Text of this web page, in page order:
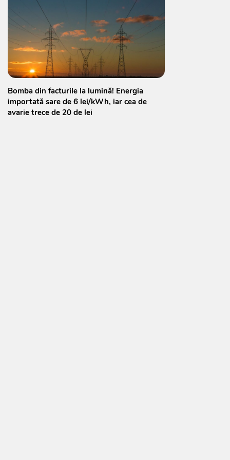
Bomba din facturile la lumină! Energia
importată sare de 6 lei/kWh, iar cea de
avarie trece de 20 de lei